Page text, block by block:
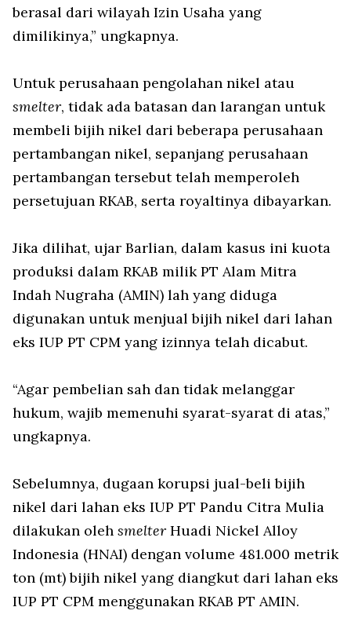
berasal dari wilayah Izin Usaha yang
dimilikinya,” ungkapnya.
Untuk perusahaan pengolahan nikel atau
smelter, tidak ada batasan dan larangan untuk
membeli bijih nikel dari beberapa perusahaan
pertambangan nikel, sepanjang perusahaan
pertambangan tersebut telah memperoleh
persetujuan RKAB, serta royaltinya dibayarkan.
Jika dilihat, ujar Barlian, dalam kasus ini kuota
produksi dalam RKAB milik PT Alam Mitra
Indah Nugraha (AMIN) lah yang diduga
digunakan untuk menjual bijih nikel dari lahan
eks IUP PT CPM yang izinnya telah dicabut.
“Agar pembelian sah dan tidak melanggar
hukum, wajib memenuhi syarat-syarat di atas,”
ungkapnya.
Sebelumnya, dugaan korupsi jual-beli bijih
nikel dari lahan eks IUP PT Pandu Citra Mulia
dilakukan oleh smelter Huadi Nickel Alloy
Indonesia (HNAI) dengan volume 481.000 metrik
ton (mt) bijih nikel yang diangkut dari lahan eks
IUP PT CPM menggunakan RKAB PT AMIN.